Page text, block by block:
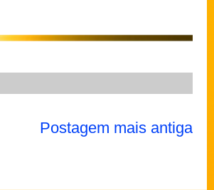
Postagem mais antiga